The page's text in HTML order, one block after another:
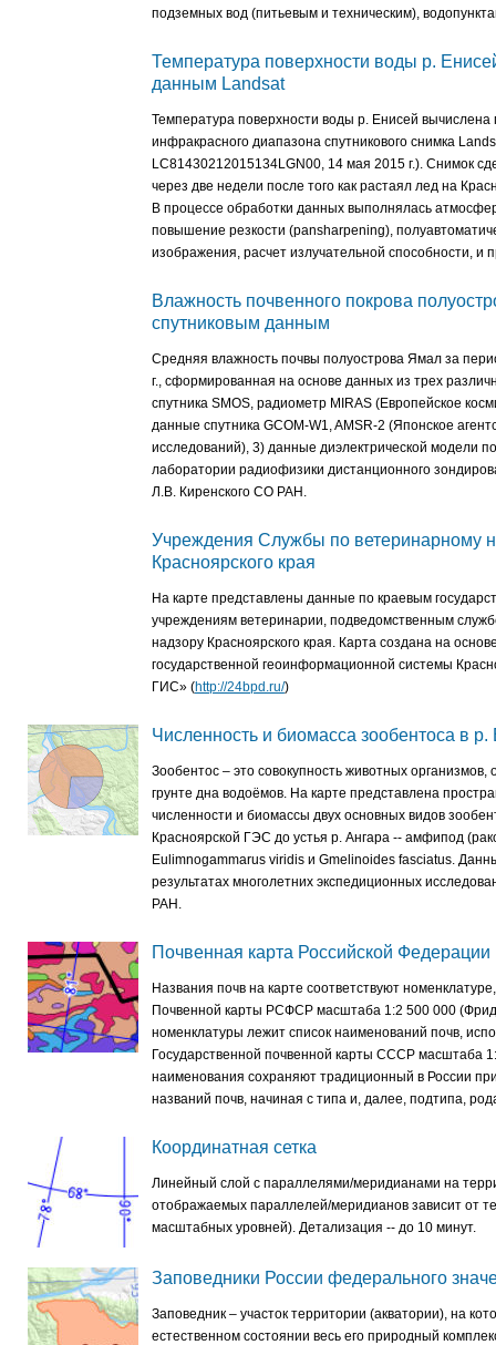
подземных вод (питьевым и техническим),
Температура поверхности воды р.
данным Landsat
Температура поверхности воды р. Енисей
инфракрасного диапазона спутникового снимка
LC81430212015134LGN00, 14 мая 2015 г.). Снимок
через две недели после того как растаял лед на
В процессе обработки данных выполнялась
повышение резкости (pansharpening),
изображения, расчет излучательной способности, и
Влажность почвенного покрова
спутниковым данным
Средняя влажность почвы полуострова Ямал за
г., сформированная на основе данных из трех
спутника SMOS, радиометр MIRAS (Европейское
данные спутника GCOM-W1, AMSR-2 (Японское
исследований), 3) данные диэлектрической модели
лаборатории радиофизики дистанционного
Л.В. Киренского СО РАН.
Учреждения Службы по ветеринарному
Красноярского края
На карте представлены данные по краевым
учреждениям ветеринарии, подведомственным
надзору Красноярского края. Карта создана на
государственной геоинформационной системы
ГИС» (http://24bpd.ru/)
Численность и биомасса зообентоса в р.
Зообентос – это совокупность животных организмов,
грунте дна водоёмов. На карте представлена
численности и биомассы двух основных видов
Красноярской ГЭС до устья р. Ангара -- амфипод
Eulimnogammarus viridis и Gmelinoides fasciatus.
результатах многолетних экспедиционных
РАН.
Почвенная карта Российской Федерации
Названия почв на карте соответствуют
Почвенной карты РСФСР масштаба 1:2 500 000
номенклатуры лежит список наименований почв,
Государственной почвенной карты СССР масштаба
наименования сохраняют традиционный в России
названий почв, начиная с типа и, далее, подтипа,
Координатная сетка
Линейный слой с параллелями/меридианами на
отображаемых параллелей/меридианов зависит от
масштабных уровней). Детализация -- до 10 минут.
Заповедники России федерального
Заповедник – участок территории (акватории), на
естественном состоянии весь его природный